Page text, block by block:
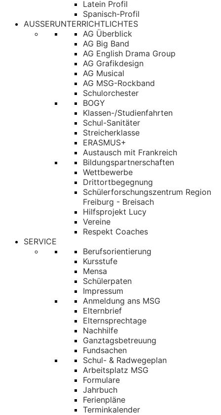
Latein Profil
Spanisch-Profil
AUSSERUNTERRICHTLICHTES
AG Überblick
AG Big Band
AG English Drama Group
AG Grafikdesign
AG Musical
AG MSG-Rockband
Schulorchester
BOGY
Klassen-/Studienfahrten
Schul-Sanitäter
Streicherklasse
ERASMUS+
Austausch mit Frankreich
Bildungspartnerschaften
Wettbewerbe
Drittortbegegnung
Schülerforschungszentrum Region
Freiburg - Breisach
Hilfsprojekt Lucy
Vereine
Respekt Coaches
SERVICE
Berufsorientierung
Kursstufe
Mensa
Schülerpaten
Impressum
Anmeldung ans MSG
Elternbrief
Elternsprechtage
Nachhilfe
Ganztagsbetreuung
Fundsachen
Schul- & Radwegeplan
Arbeitsplatz MSG
Formulare
Jahrbuch
Ferienpläne
Terminkalender